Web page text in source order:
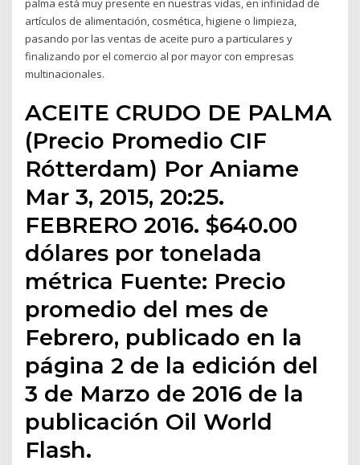
palma está muy presente en nuestras vidas, en infinidad de
artículos de alimentación, cosmética, higiene o limpieza,
pasando por las ventas de aceite puro a particulares y
finalizando por el comercio al por mayor con empresas
multinacionales.
ACEITE CRUDO DE PALMA
(Precio Promedio CIF
Rótterdam) Por Aniame
Mar 3, 2015, 20:25.
FEBRERO 2016. $640.00
dólares por tonelada
métrica Fuente: Precio
promedio del mes de
Febrero, publicado en la
página 2 de la edición del
3 de Marzo de 2016 de la
publicación Oil World
Flash.